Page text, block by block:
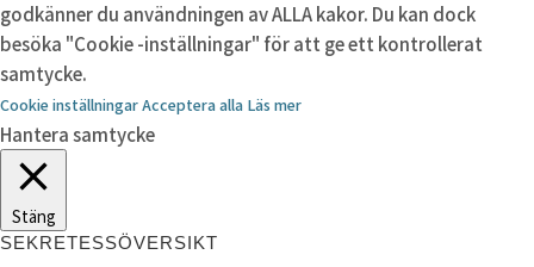
godkänner du användningen av ALLA kakor. Du kan dock
besöka "Cookie -inställningar" för att ge ett kontrollerat
samtycke.
Cookie inställningarAcceptera alla Läs mer
Hantera samtycke
Stäng
SEKRETESSÖVERSIKT